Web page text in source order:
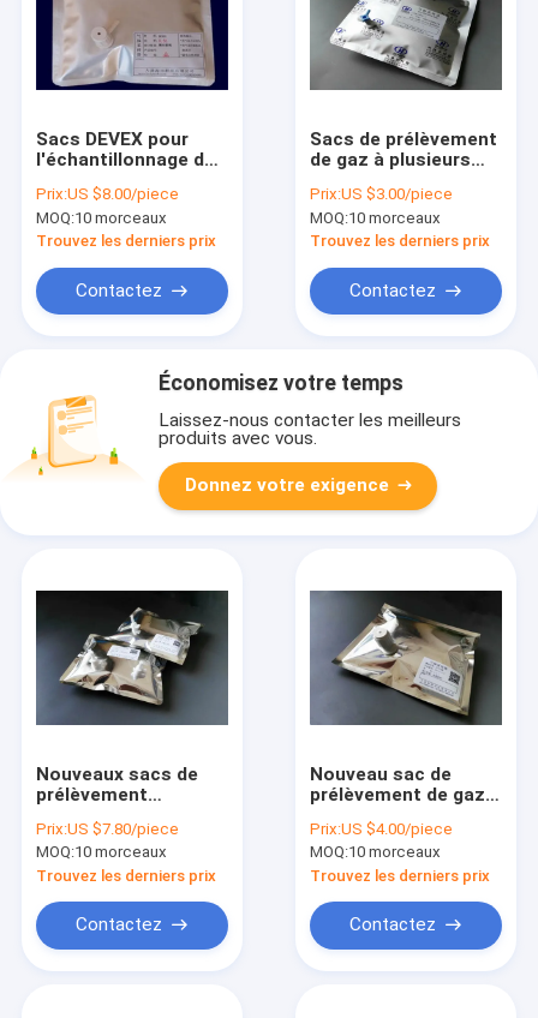
Sacs DEVEX pour
l'échantillonnage de
ABS (type L) vanne
d'allumage/d'arrêt
Prix:US $8.00/piece
MOQ:10 morceaux
Trouvez les derniers prix
Contactez
Sacs de prélèvement
de gaz à plusieurs
bouchon d'ouverture
latérale et port de
soupape septum, sac
de 1/4" 6,35 mm
Prix:US $3.00/piece
MOQ:10 morceaux
Trouvez les derniers prix
Contactez
Économisez votre temps
Laissez-nous contacter les meilleurs
produits avec vous.
Donnez votre exigence
Nouveaux sacs de
prélèvement
d'air/gaz d'aluminium
de DEVEX avec la
valve de PTFE
(septum) avec le
diamètre extérieur
6mm NDV31_5L
Prix:US $7.80/piece
MOQ:10 morceaux
Trouvez les derniers prix
Contactez
Nouveau sac de
prélèvement de gaz
Devex multicouche
avec ABS (type L)
Ventilateur
d'allumage/arrêt
NDV61_2L
Prix:US $4.00/piece
MOQ:10 morceaux
Trouvez les derniers prix
Contactez